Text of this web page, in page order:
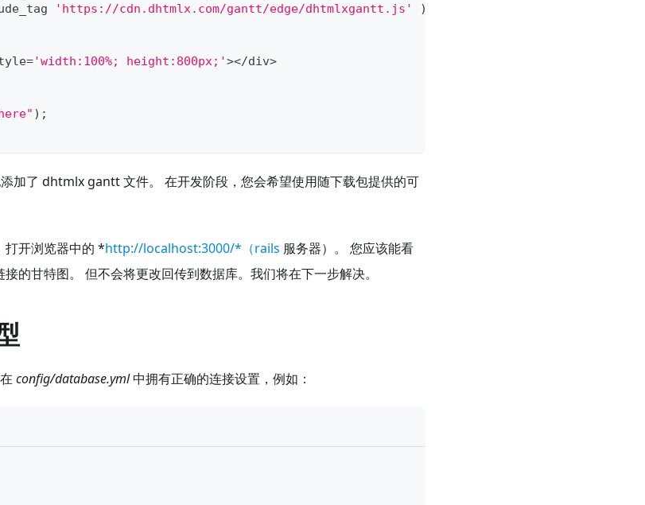
'https://cdn.dhtmlx.com/gantt/edge/dhtmlxgantt.js'
)
='width:100%; height:800px;'></div>
) ;
加了 dhtmlx gantt 文件。 在开发阶段，您会希望使用随下载包提供的可
打开浏览器中的 *http://localhost:3000/*（rails 服务器）。 您应该能看
的甘特图。 但不会将更改回传到数据库。我们将在下一步解决。
config/database.yml中拥有正确的连接设置，例如：